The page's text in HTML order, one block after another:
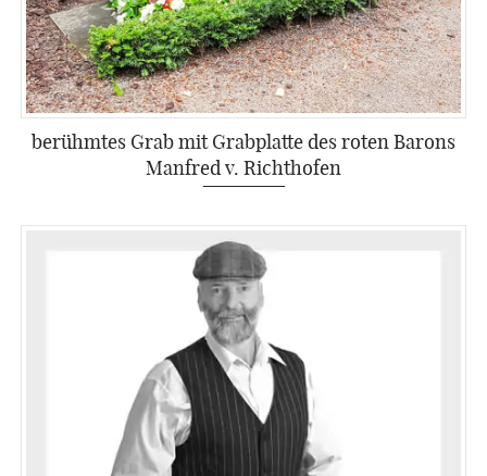
berühmtes Grab mit Grabplatte des roten Barons
Manfred v. Richthofen